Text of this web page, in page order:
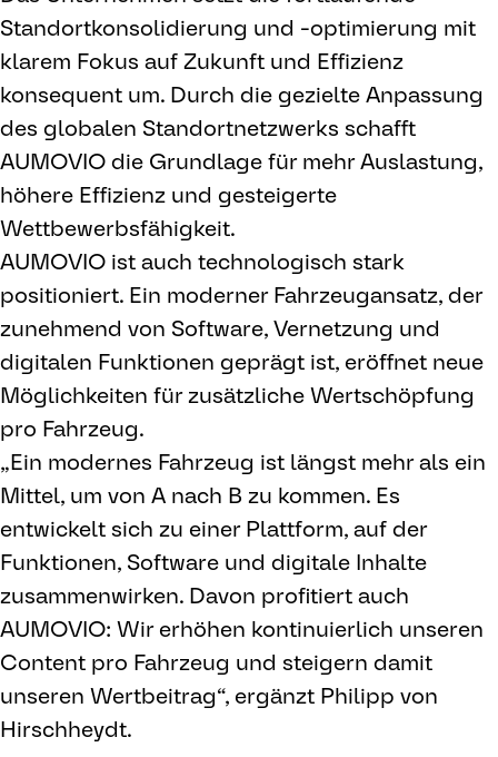
Standortkonsolidierung und -optimierung mit
klarem Fokus auf Zukunft und Effizienz
konsequent um. Durch die gezielte Anpassung
des globalen Standortnetzwerks schafft
AUMOVIO die Grundlage für mehr Auslastung,
höhere Effizienz und gesteigerte
Wettbewerbsfähigkeit.
AUMOVIO ist auch technologisch stark
positioniert. Ein moderner Fahrzeugansatz, der
zunehmend von Software, Vernetzung und
digitalen Funktionen geprägt ist, eröffnet neue
Möglichkeiten für zusätzliche Wertschöpfung
pro Fahrzeug.
„Ein modernes Fahrzeug ist längst mehr als ein
Mittel, um von A nach B zu kommen. Es
entwickelt sich zu einer Plattform, auf der
Funktionen, Software und digitale Inhalte
zusammenwirken. Davon profitiert auch
AUMOVIO: Wir erhöhen kontinuierlich unseren
Content pro Fahrzeug und steigern damit
unseren Wertbeitrag“, ergänzt Philipp von
Hirschheydt.